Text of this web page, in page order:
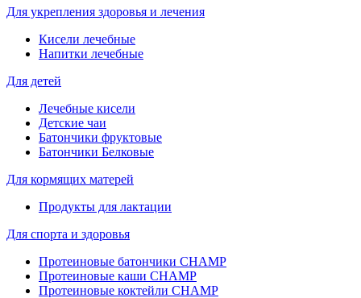
Для укрепления здоровья и лечения
Кисели лечебные
Напитки лечебные
Для детей
Лечебные кисели
Детские чаи
Батончики фруктовые
Батончики Белковые
Для кормящих матерей
Продукты для лактации
Для спорта и здоровья
Протеиновые батончики CHAMP
Протеиновые каши CHAMP
Протеиновые коктейли CHAMP